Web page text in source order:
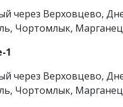
через Верховцево,
Чортомлык,
1
через Верховцево,
Чортомлык,